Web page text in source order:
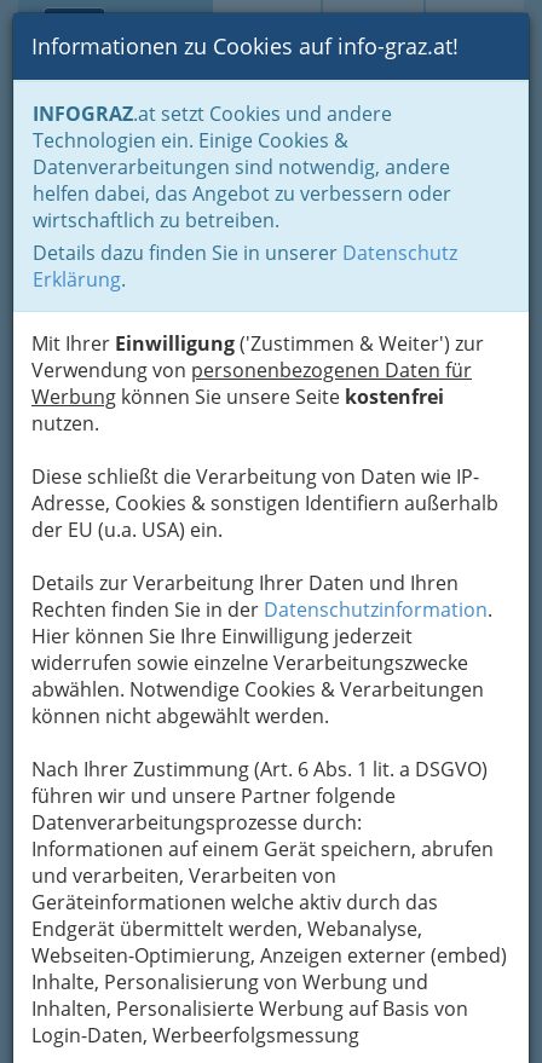
Suche Login Toggle
Informationen zu Cookies auf info-graz.at!
INFOGRAZ.at setzt Cookies und andere
Technologien ein. Einige Cookies &
Datenverarbeitungen sind notwendig, andere
helfen dabei, das Angebot zu verbessern oder
wirtschaftlich zu betreiben.
Details dazu finden Sie in unserer Datenschutz
Erklärung.
Mit Ihrer Einwilligung('Zustimmen & Weiter') zur
Verwendung von personenbezogenen Daten für
Werbung können Sie unsere Seite kostenfrei
nutzen.
Diese schließt die Verarbeitung von Daten wie IP-
Adresse, Cookies & sonstigen Identifiern außerhalb
der EU (u.a. USA) ein.
Details zur Verarbeitung Ihrer Daten und Ihren
Rechten finden Sie in der Datenschutzinformation.
Hier können Sie Ihre Einwilligung jederzeit
widerrufen sowie einzelne Verarbeitungszwecke
abwählen. Notwendige Cookies & Verarbeitungen
können nicht abgewählt werden.
Nach Ihrer Zustimmung (Art. 6 Abs. 1 lit. a DSGVO)
führen wir und unsere Partner folgende
Datenverarbeitungsprozesse durch:
Informationen auf einem Gerät speichern, abrufen
und verarbeiten, Verarbeiten von
Geräteinformationen welche aktiv durch das
Endgerät übermittelt werden, Webanalyse,
Webseiten-Optimierung, Anzeigen externer (embed)
Inhalte, Personalisierung von Werbung und
Inhalten, Personalisierte Werbung auf Basis von
Login-Daten, Werbeerfolgsmessung
Home Branchen
Edmund Kurt Traby
Frachtengasse 3, 8055 Graz-Puntigam
Karte
Adresse mit Google Maps anschauen
Die wichtigsten Kategorien
Einkaufen & Schenken - der
Handel